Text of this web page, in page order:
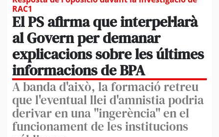
RAC1
El PS afirma que interpel·larà
al Govern per demanar
explicacions sobre les últimes
informacions de BPA
A banda d'això, la formació retreu
que l'eventual llei d'amnistia podria
derivar en una "ingerència" en el
funcionament de les institucions